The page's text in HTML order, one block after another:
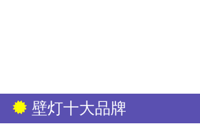
壁灯十大品牌